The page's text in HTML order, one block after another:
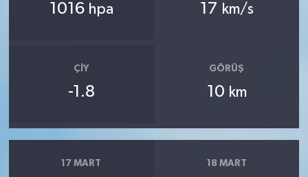
1016 hpa 17 km/s
ÇIY
-1.8
GÖRÜŞ
10 km
17 MART 18 MART